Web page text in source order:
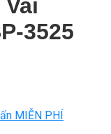
3525
MIỄN PHÍ